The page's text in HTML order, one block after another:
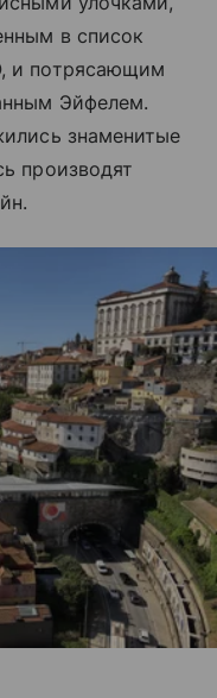
в список
и потрясающим
Эйфелем.
знаменитые
производят